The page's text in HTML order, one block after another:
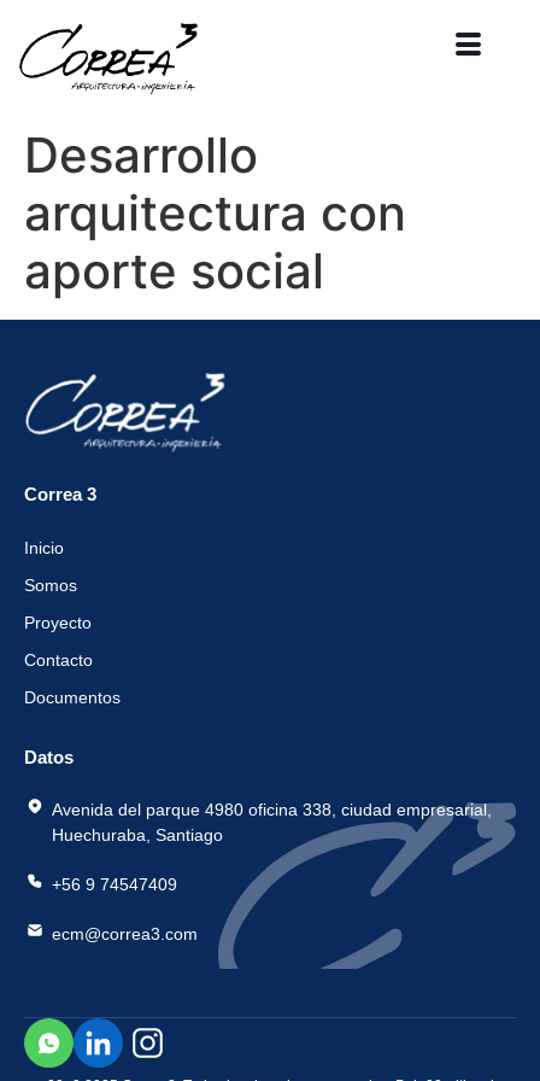
Desarrollo
arquitectura con
aporte social
Correa 3
Inicio
Somos
Proyecto
Contacto
Documentos
Datos
Avenida del parque 4980 oficina 338, ciudad empresarial,
Huechuraba, Santiago
+56 9 74547409
ecm@correa3.com